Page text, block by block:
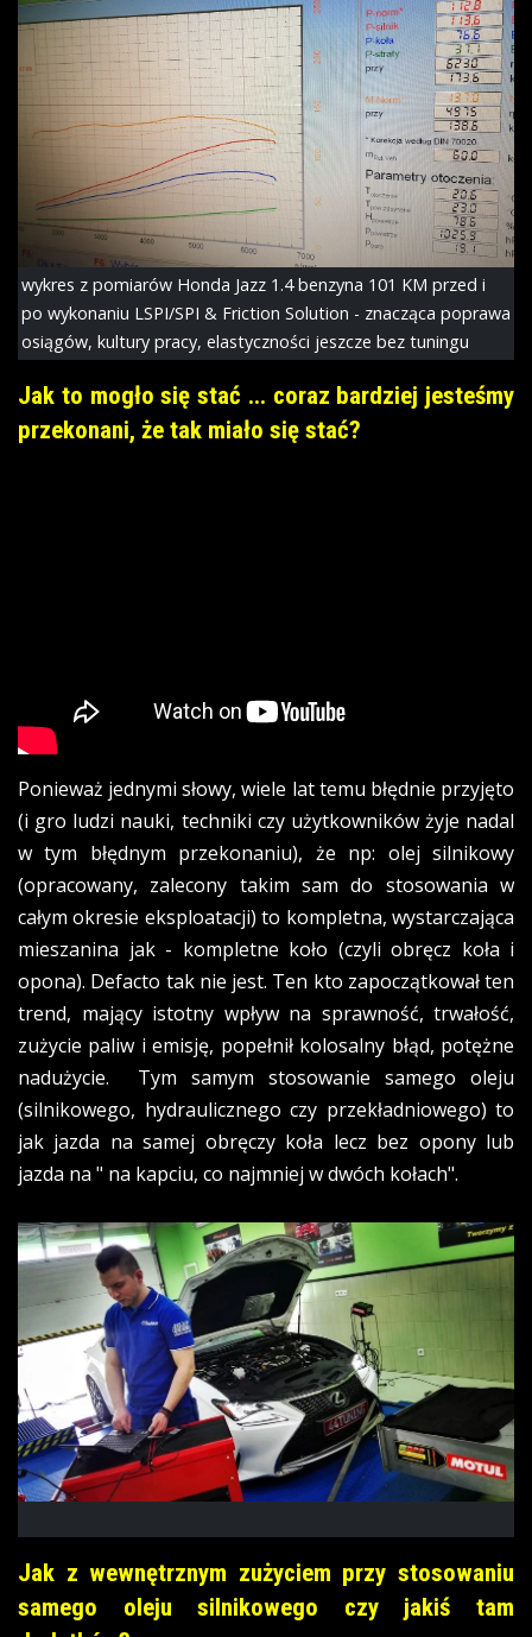
wykres z pomiarów Honda Jazz 1.4 benzyna 101 KM przed i
po wykonaniu LSPI/SPI & Friction Solution - znacząca poprawa
osiągów, kultury pracy, elastyczności jeszcze bez tuningu
Jak to mogło się stać ... coraz bardziej jesteśmy
przekonani, że tak miało się stać?
Ponieważ jednymi słowy, wiele lat temu błędnie przyjęto
(i gro ludzi nauki, techniki czy użytkowników żyje nadal
w tym błędnym przekonaniu), że np: olej silnikowy
(opracowany, zalecony takim sam do stosowania w
całym okresie eksploatacji) to kompletna, wystarczająca
mieszanina jak - kompletne koło (czyli obręcz koła i
opona). Defacto tak nie jest. Ten kto zapoczątkował ten
trend, mający istotny wpływ na sprawność, trwałość,
zużycie paliw i emisję, popełnił kolosalny błąd, potężne
nadużycie. Tym samym stosowanie samego oleju
(silnikowego, hydraulicznego czy przekładniowego) to
jak jazda na samej obręczy koła lecz bez opony lub
jazda na " na kapciu, co najmniej w dwóch kołach".
Jak z wewnętrznym zużyciem przy stosowaniu
samego oleju silnikowego czy jakiś tam